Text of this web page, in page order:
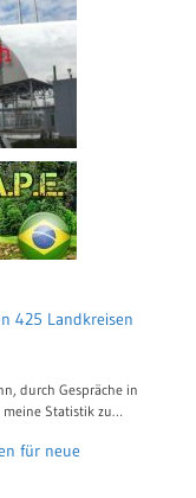
425 Landkreisen
durch Gespräche in
meine Statistik zu…
für neue